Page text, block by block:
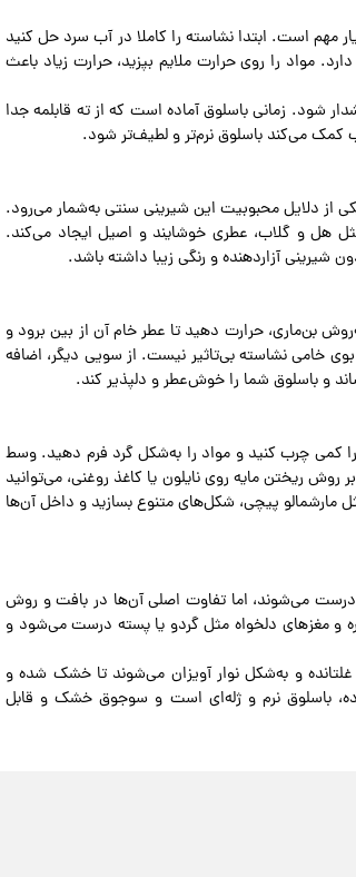
مهم است. ابتدا نشاسته را کاملا در آب سرد حل کنید
مواد را روی حرارت ملایم بپزید، حرارت زیاد باعث
شود. زمانی باسلوق آماده است که از ته قابلمه جدا
کمک می‌کند باسلوق نرم‌تر و لطیف‌تر شود.
از دلایل محبوبیت این شیرینی سنتی به‌شمار می‌رود.
هل و گلاب، عطری خوشایند و اصیل ایجاد می‌کند.
شیرینی آزاردهنده و رنگی زیبا داشته باشد.
بن‌ماری، حرارت دهید تا عطر خام آن از بین برود و
خامی نشاسته بی‌تاثیر نیست. از سویی دیگر، اضافه
و باسلوق شما را خوش‌عطر و دلپذیر کند.
کمی چرب کنید و مواد را به‌شکل گرد فرم دهید. وسط
روش ریختن مایه روی نایلون یا کاغذ روغنی، می‌توانید
مارشمالو پیچی، شکل‌های متنوع بسازید و داخل آن‌ها
درست می‌شوند، اما تفاوت اصلی آن‌ها در بافت و روش
و مغزهای دلخواه مثل گردو یا پسته درست می‌شود و
و به‌شکل نوار آویزان می‌شوند تا خشک شده و
باسلوق نرم و ژله‌ای است و سوجوق خشک و قابل